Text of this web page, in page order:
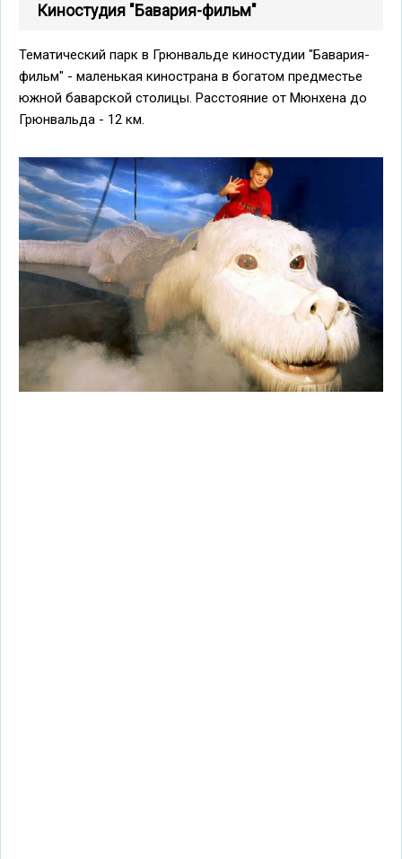
Киностудия "Бавария-фильм"
Тематический парк в Грюнвальде киностудии "Бавария-
фильм" - маленькая кинострана в богатом предместье
южной баварской столицы. Расстояние от Мюнхена до
Грюнвальда - 12 км.